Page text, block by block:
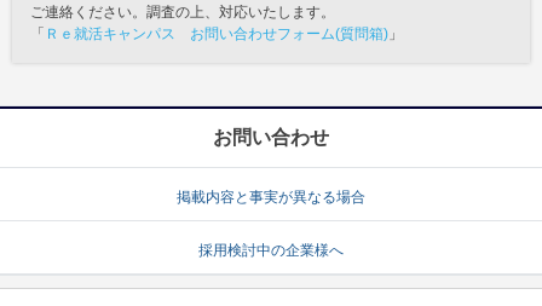
ご連絡ください。調査の上、対応いたします。
「 Ｒｅ就活キャンパス お問い合わせフォーム(質問箱) 」
お問い合わせ
掲載内容と事実が異なる場合
採用検討中の企業様へ